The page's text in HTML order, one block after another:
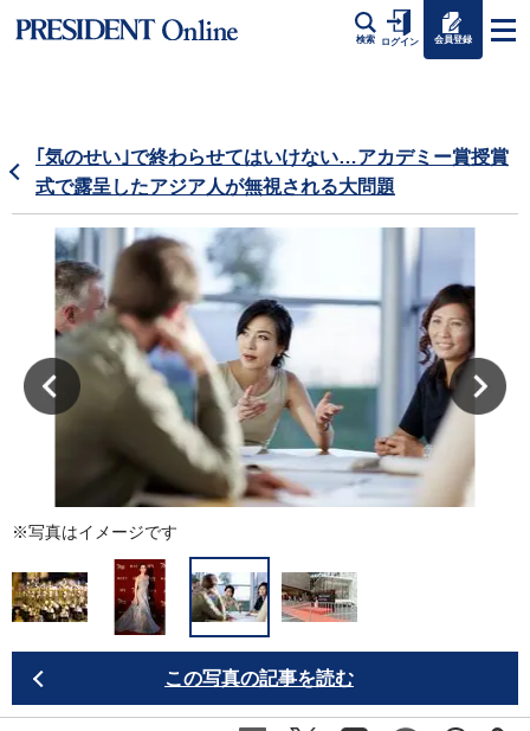
検索 ログイン 会員登録
｢気のせい｣で終わらせてはいけない…アカデミー賞授賞
式で露呈したアジア人が無視される大問題
※写真はイメージです
この写真の記事を読む